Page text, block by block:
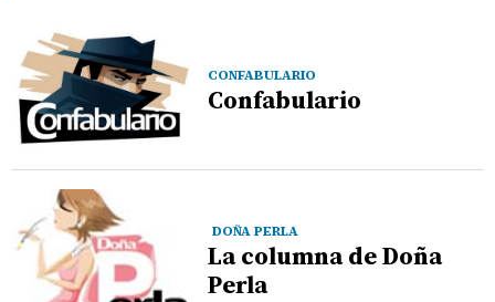
CONFABULARIO
Confabulario
DOÑA PERLA
La columna de Doña
Perla